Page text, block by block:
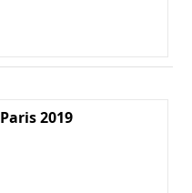
Paris 2019